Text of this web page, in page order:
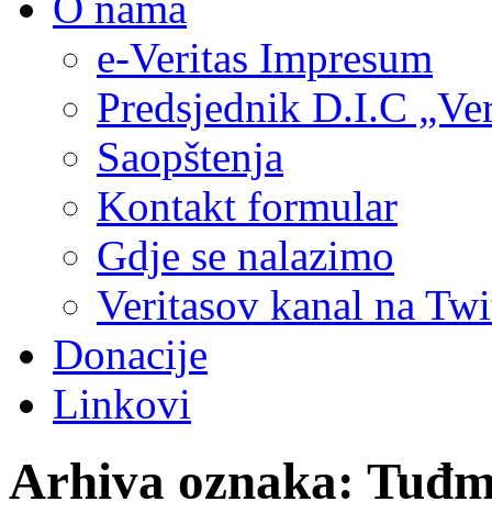
e-Veritas Impresum
Predsjednik D.I.C
Saopštenja
Kontakt formular
Gdje se nalazimo
Veritasov kanal na
Donacije
Linkovi
Arhiva oznaka: